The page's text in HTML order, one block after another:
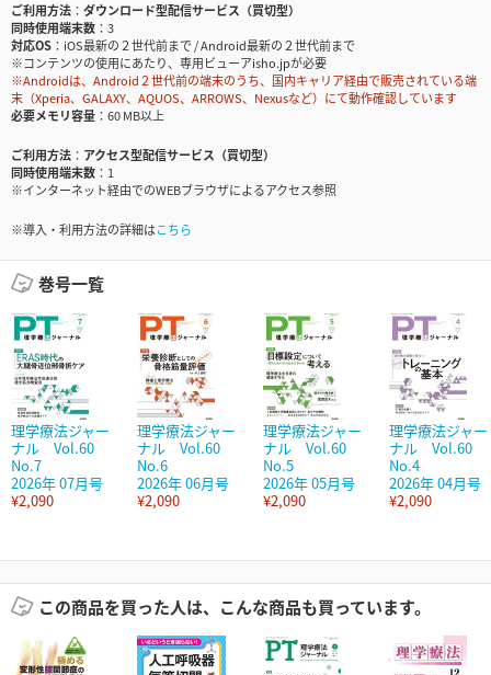
ご利用方法
ダウンロード型配信サービス（買切型）
同時使用端末数
3
対応OS
iOS最新の２世代前まで / Android最新の２世代前まで
※コンテンツの使用にあたり、専用ビューアisho.jpが必要
※Androidは、Android２世代前の端末のうち、国内キャリア経由で販売されている端
末（Xperia、GALAXY、AQUOS、ARROWS、Nexusなど）にて動作確認しています
必要メモリ容量
60 MB以上
ご利用方法
アクセス型配信サービス（買切型）
同時使用端末数
1
※インターネット経由でのWEBブラウザによるアクセス参照
※導入・利用方法の詳細はこちら
巻号一覧
理学療法ジャー
ナル Vol.60
No.7
2026年 07月号
¥2,090
理学療法ジャー
ナル Vol.60
No.6
2026年 06月号
¥2,090
理学療法ジャー
ナル Vol.60
No.5
2026年 05月号
¥2,090
理学療法ジャー
ナル Vol.60
No.4
2026年 04月号
¥2,090
この商品を買った人は、こんな商品も買っています。